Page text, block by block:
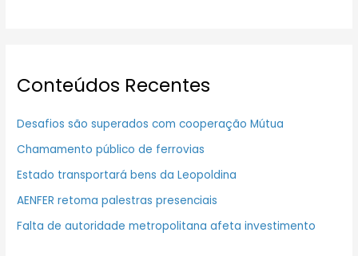
Conteúdos Recentes
Desafios são superados com cooperação Mútua
Chamamento público de ferrovias
Estado transportará bens da Leopoldina
AENFER retoma palestras presenciais
Falta de autoridade metropolitana afeta investimento